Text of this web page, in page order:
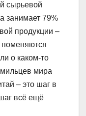
сырьевой
занимает 79%
продукции –
поменяются
о каком-то
мира
– это шаг в
всё ещё